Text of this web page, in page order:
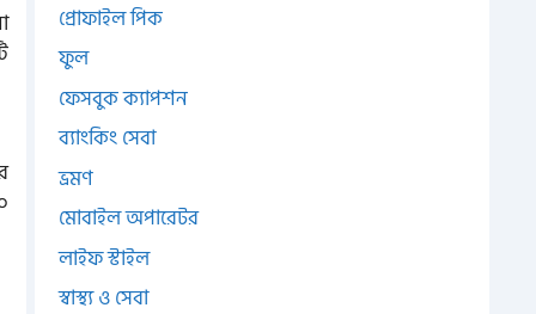
প্রোফাইল পিক
ফুল
ফেসবুক ক্যাপশন
ব্যাংকিং সেবা
ভ্রমণ
মোবাইল অপারেটর
লাইফ স্টাইল
স্বাস্থ্য ও সেবা